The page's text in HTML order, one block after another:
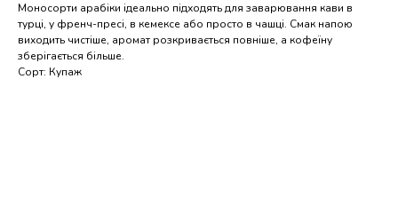
Моносорти арабіки ідеально підходять для заварювання кави в
турці, у френч-пресі, в кемексе або просто в чашці. Смак напою
виходить чистіше, аромат розкривається повніше, а кофеїну
зберігається більше.
Сорт: Купаж